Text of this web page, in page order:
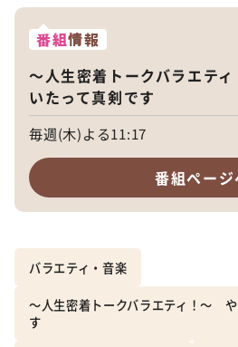
番組情報
～人生密着トークバラエテ
いたって真剣です
毎週(木)よる11:17
番組ページ
バラエティ・音楽
～人生密着トークバラエティ！～
す